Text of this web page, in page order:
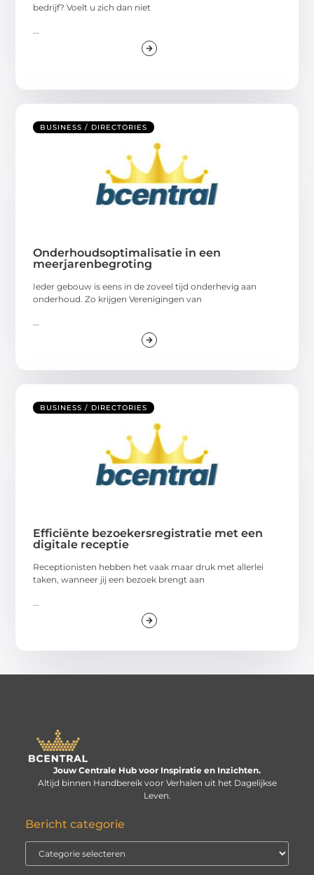
bedrijf? Voelt u zich dan niet
BUSINESS / DIRECTORIES
Onderhoudsoptimalisatie in een
meerjarenbegroting
Ieder gebouw is eens in de zoveel tijd onderhevig aan
onderhoud. Zo krijgen Verenigingen van
BUSINESS / DIRECTORIES
Efficiënte bezoekersregistratie met een
digitale receptie
Receptionisten hebben het vaak maar druk met allerlei
taken, wanneer jij een bezoek brengt aan
Jouw Centrale Hub voor Inspiratie en Inzichten.
Altijd binnen Handbereik voor Verhalen uit het Dagelijkse
Leven.
Bericht categorie